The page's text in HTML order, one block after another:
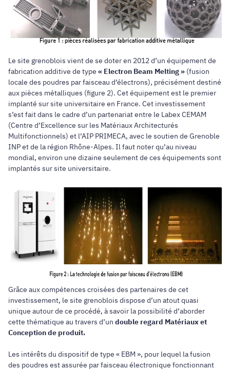
Le site grenoblois vient de se doter en 2012 d’un équipement de
fabrication additive de type « Electron Beam Melting » (fusion
locale des poudres par faisceau d’électrons), précisément destiné
aux pièces métalliques (figure 2). Cet équipement est le premier
implanté sur site universitaire en France. Cet investissement
s’est fait dans le cadre d’un partenariat entre le Labex CEMAM
(Centre d’Excellence sur les Matériaux Architecturés
Multifonctionnels) et l’AIP PRIMECA, avec le soutien de Grenoble
INP et de la région Rhône-Alpes. Il faut noter qu’au niveau
mondial, environ une dizaine seulement de ces équipements sont
implantés sur site universitaire.
Grâce aux compétences croisées des partenaires de cet
investissement, le site grenoblois dispose d’un atout quasi
unique autour de ce procédé, à savoir la possibilité d’aborder
cette thématique au travers d’un double regard Matériaux et
Conception de produit.
Les intérêts du dispositif de type « EBM », pour lequel la fusion
des poudres est assurée par faisceau électronique fonctionnant